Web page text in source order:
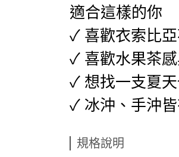
適合這樣的你
✓ 喜歡衣索比
✓ 喜歡水果茶
✓ 想找一支夏
✓ 冰沖、手沖
規格說明